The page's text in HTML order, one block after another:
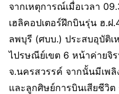
จากเหตุการณ์เมื่อเวลา
เฮลิคอปเตอร์ฝึกบินรุ่น ฮ.
ลพบุรี (ศบบ.) ประสบอุบัติ
ไปรษณีย์เขต 6 หน้าค่ายจิ
จ.นครสวรรค์ จากนั้นมีเพ
และลูกศิษย์การบินเสียชีวิ